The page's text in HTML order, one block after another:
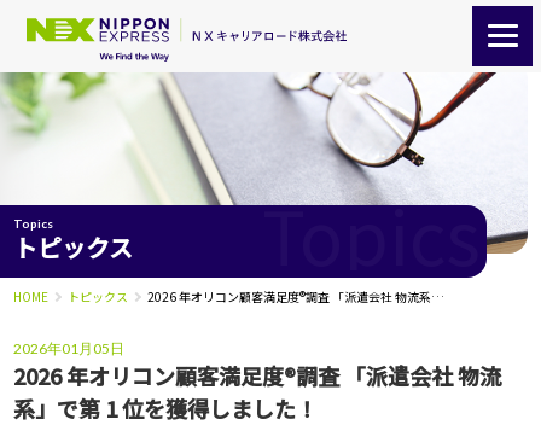
Topics
Topics
トピックス
HOME トピックス 2026 年オリコン顧客満足度®調査 「派遣会社 物流系」で第 1 位を獲得しました！
2026年01月05日
2026 年オリコン顧客満足度®調査 「派遣会社 物流
系」で第 1 位を獲得しました！